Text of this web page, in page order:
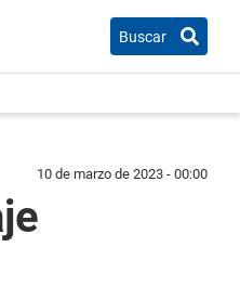
Buscar
10 de marzo de 2023 - 00:00